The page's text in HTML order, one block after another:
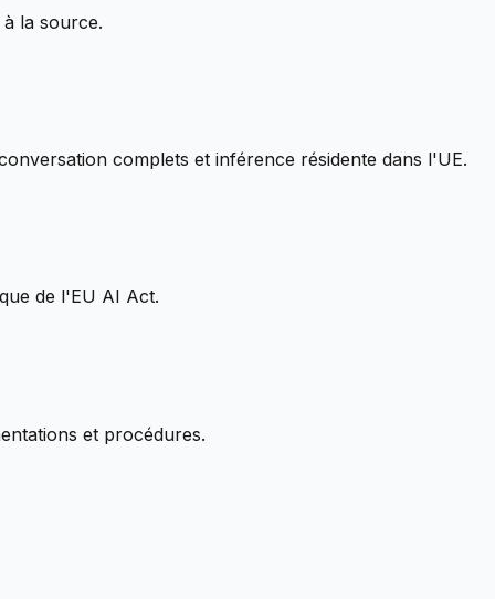
la source.
complets et inférence résidente dans l'UE.
de l'EU AI Act.
et procédures.